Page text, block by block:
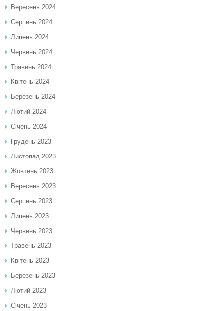
Вересень 2024
Серпень 2024
Липень 2024
Червень 2024
Травень 2024
Квітень 2024
Березень 2024
Лютий 2024
Січень 2024
Грудень 2023
Листопад 2023
Жовтень 2023
Вересень 2023
Серпень 2023
Липень 2023
Червень 2023
Травень 2023
Квітень 2023
Березень 2023
Лютий 2023
Січень 2023